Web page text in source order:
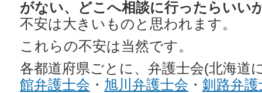
がない、どこへ相談に行ったらいい
不安は大きいものと思われます。
これらの不安は当然です。
各都道府県ごとに、弁護士会(北海道
館弁護士会 ・ 旭川弁護士会 ・ 釧路弁護